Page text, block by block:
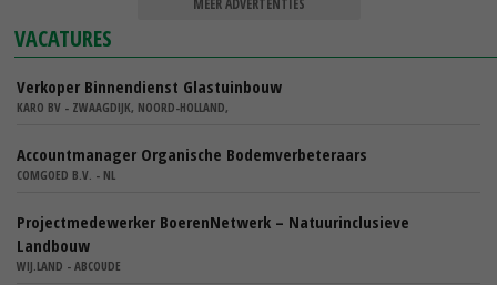
MEER ADVERTENTIES
VACATURES
Verkoper Binnendienst Glastuinbouw
KARO BV - ZWAAGDIJK, NOORD-HOLLAND,
Accountmanager Organische Bodemverbeteraars
COMGOED B.V. - NL
Projectmedewerker BoerenNetwerk – Natuurinclusieve
Landbouw
WIJ.LAND - ABCOUDE